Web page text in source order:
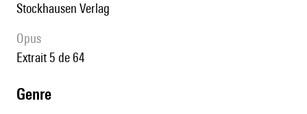
Stockhausen Verlag
Opus
extrait 5 de 64
genre